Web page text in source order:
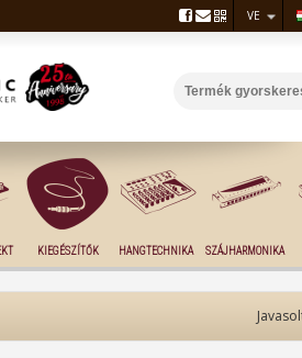
VE
KIEGÉSZÍTŐK HANGTECHNIKA SZÁJHARMONIKA